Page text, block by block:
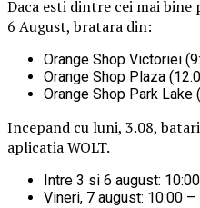
Daca esti dintre cei mai
6 August, bratara din:
Orange Shop Victoriei
Orange Shop Plaza
Orange Shop Park Lake
Incepand cu luni, 3.08,
aplicatia WOLT.
Intre 3 si 6 august:
Vineri, 7 august: 10:00 –